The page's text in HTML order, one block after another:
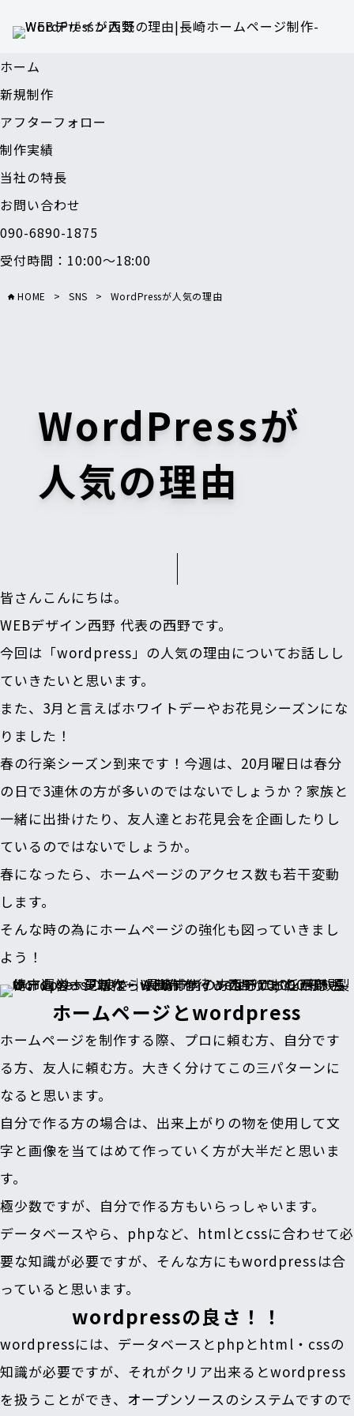
ホーム
新規制作
アフターフォロー
制作実績
当社の特長
お問い合わせ
090-6890-1875
受付時間：10:00～18:00
HOME > SNS > WordPressが人気の理由
WordPressが
人気の理由
皆さんこんにちは。
WEBデザイン西野 代表の西野です。
今回は「wordpress」の人気の理由についてお話しし
ていきたいと思います。
また、 3月と言えばホワイトデーやお花見シーズンにな
りました！
春の行楽シーズン到来です！今週は、20月曜日は春分
の日で3連休の方が多いのではないでしょうか？家族と
一緒に出掛けたり、友人達とお花見会を企画したりし
ているのではないでしょうか。
春になったら、ホームページのアクセス数も若干変動
します。
そんな時の為にホームページの強化も図っていきまし
よう！
ホームページとwordpress
ホームページを制作する際、プロに頼む方、自分です
る方、友人に頼む方。大きく分けてこの三パターンに
なると思います。
自分で作る方の場合は、出来上がりの物を使用して文
字と画像を当てはめて作っていく方が大半だと思いま
す。
極少数ですが、自分で作る方もいらっしゃいます。
データベースやら、phpなど、htmlとcssに合わせて必
要な知識が必要ですが、そんな方にもwordpressは合
っていると思います。
wordpressの良さ！！
wordpressには、データベースとphpとhtml・cssの
知識が必要ですが、それがクリア出来るとwordpress
を扱うことができ、 オープンソースのシステムですので